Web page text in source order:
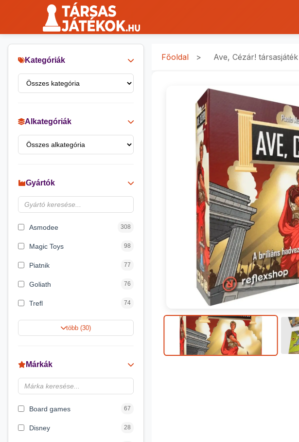
Kategóriák
Alkategóriák
Gyártók
Asmodee 308
Magic Toys 98
Piatnik 77
Goliath 76
Trefl 74
Keller&Mayer 60
Spin Master
Delta Vision 28
több (30)
Márkák
Board games 67
Disney 28
Főoldal > Ave, Cézár! társasjáték